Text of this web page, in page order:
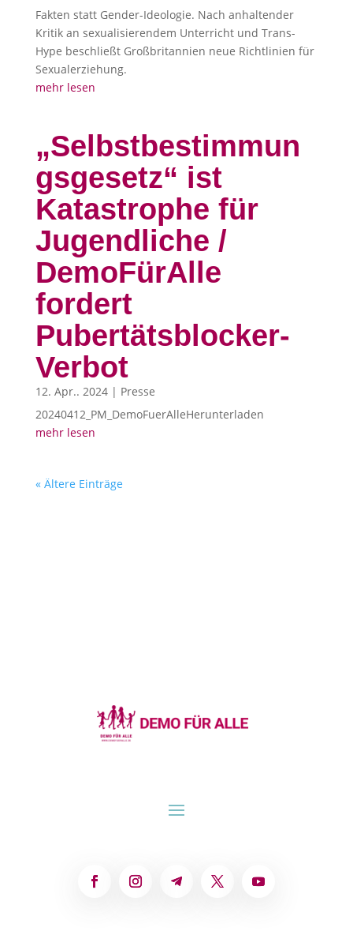
Fakten statt Gender-Ideologie. Nach anhaltender
Kritik an sexualisierendem Unterricht und Trans-
Hype beschließt Großbritannien neue Richtlinien für
Sexualerziehung.
mehr lesen
„Selbstbestimmun
gsgesetz“ ist
Katastrophe für
Jugendliche /
DemoFürAlle
fordert
Pubertätsblocker-
Verbot
12. Apr.. 2024| Presse
20240412_PM_DemoFuerAlleHerunterladen
mehr lesen
« Ältere Einträge